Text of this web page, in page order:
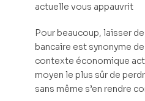
actuelle vous appauvrit
Pour beaucoup, laisser
bancaire est synonyme
contexte économique
moyen le plus sûr de
sans même s’en rendre